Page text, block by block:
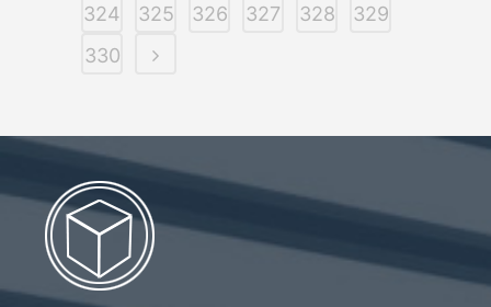
324
325 326 327 328
329
330